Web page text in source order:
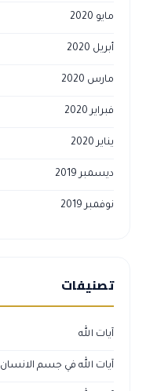
مايو 2020
أبريل 2020
مارس 2020
فبراير 2020
يناير 2020
ديسمبر 2019
نوفمبر 2019
تصنيفات
آيات الله
آيات الله في جسم الانسان